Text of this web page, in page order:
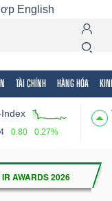
English
TÀI CHÍNH HÀNG HÓA
0.80 0.27%
khoán